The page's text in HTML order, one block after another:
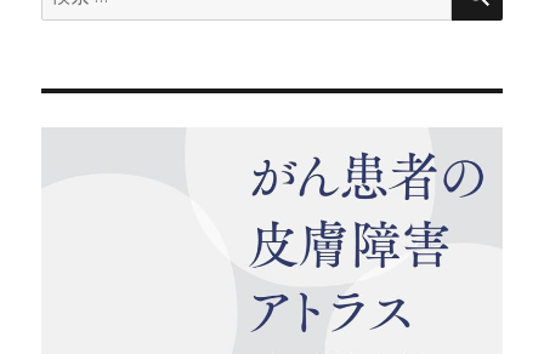
索: